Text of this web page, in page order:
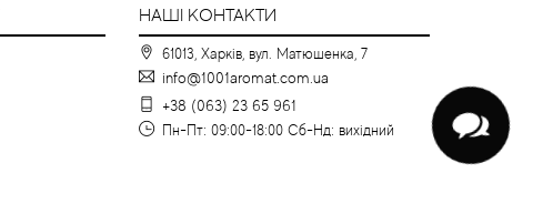
НАШІ КОНТАКТИ
61013, Харків, вул. Матюшенка, 7
info@1001aromat.com.ua
+38 (063) 23 65 961
Пн-Пт: 09:00-18:00 Сб-Нд: вихідний